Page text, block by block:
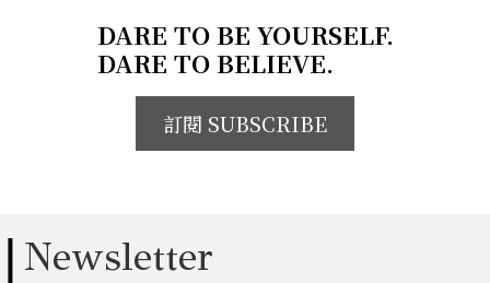
DARE TO BE YOURSELF.
DARE TO BELIEVE.
訂閱 SUBSCRIBE
Newsletter